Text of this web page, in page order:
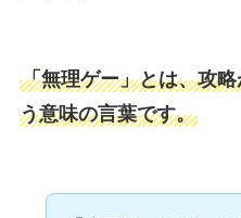
「無理ゲー」とは、攻
う意味の言葉です。